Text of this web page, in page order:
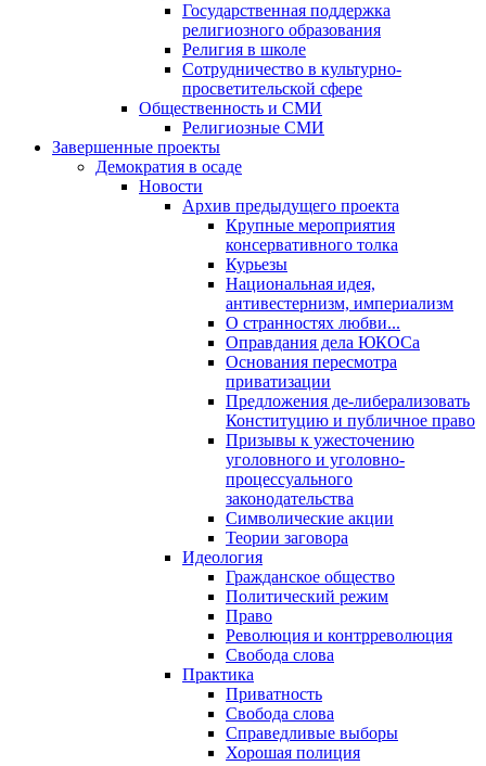
Государственная поддержка
религиозного образования
Религия в школе
Сотрудничество в культурно-
просветительской сфере
Общественность и СМИ
Религиозные СМИ
Завершенные проекты
Демократия в осаде
Новости
Архив предыдущего проекта
Крупные мероприятия
консервативного толка
Курьезы
Национальная идея,
антивестернизм, империализм
О странностях любви...
Оправдания дела ЮКОСа
Основания пересмотра
приватизации
Предложения де-либерализовать
Конституцию и публичное право
Призывы к ужесточению
уголовного и уголовно-
процессуального
законодательства
Символические акции
Теории заговора
Идеология
Гражданское общество
Политический режим
Право
Революция и контрреволюция
Свобода слова
Практика
Приватность
Свобода слова
Справедливые выборы
Хорошая полиция